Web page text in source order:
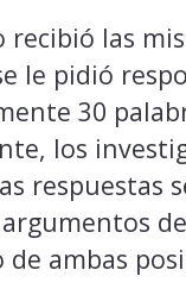
recibió las
le pidió
30
los
respuestas
de ambas